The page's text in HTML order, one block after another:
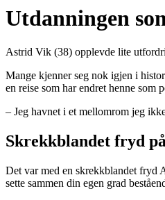
Utdanningen
Astrid Vik (38) opplevde lite
Mange kjenner seg nok igjen i
en reise som har endret henne som
– Jeg havnet i et mellomrom jeg
Skrekkblandet fryd
Det var med en skrekkblandet fryd
sette sammen din egen grad